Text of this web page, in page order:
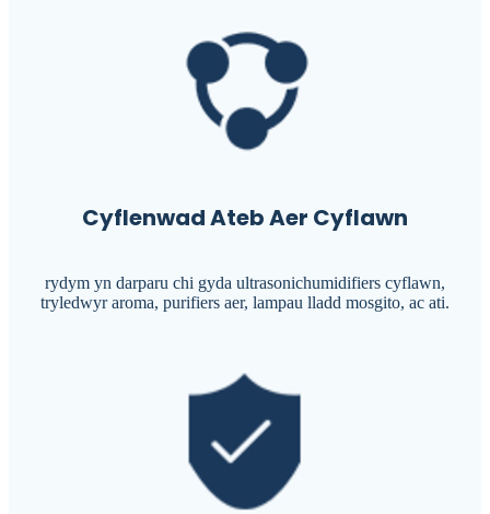
Cyflenwad Ateb Aer Cyflawn
rydym yn darparu chi gyda ultrasonichumidifiers cyflawn,
tryledwyr aroma, purifiers aer, lampau lladd mosgito, ac ati.